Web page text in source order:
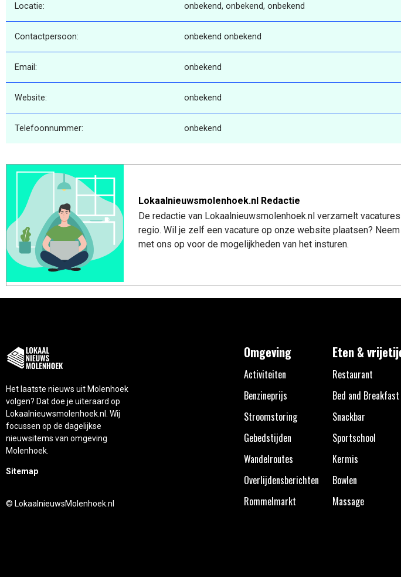
Locatie: onbekend, onbekend, onbekend
Contactpersoon: onbekend onbekend
Email: onbekend
Website: onbekend
Telefoonnummer: onbekend
Lokaalnieuwsmolenhoek.nl Redactie
De redactie van Lokaalnieuwsmolenhoek.nl verzamelt
regio. Wil je zelf een vacature op onze website plaatsen?
met ons op voor de mogelijkheden van het insturen.
Het laatste nieuws uit Molenhoek
volgen? Dat doe je uiteraard op
Lokaalnieuwsmolenhoek.nl. Wij
focussen op de dagelijkse
nieuwsitems van omgeving
Molenhoek.
Sitemap
© LokaalnieuwsMolenhoek.nl
Omgeving
Activiteiten
Benzineprijs
Stroomstoring
Gebedstijden
Wandelroutes
Overlijdensberichten
Rommelmarkt
Eten &
Restaurant
Bed and Breakfast
Snackbar
Sportschool
Kermis
Bowlen
Massage